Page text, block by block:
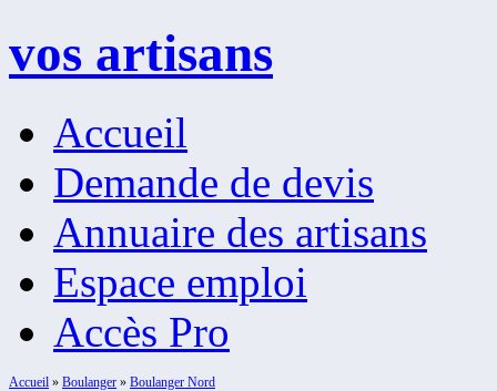
vos artisans
Accueil
Demande de devis
Annuaire des artisans
Espace emploi
Accès Pro
Accueil » Boulanger » Boulanger Nord